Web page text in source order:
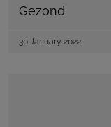
Gezond
30 January 2022